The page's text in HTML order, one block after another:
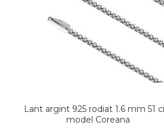
Lant argint 925 rodiat 1.6 mm 51
model Coreana